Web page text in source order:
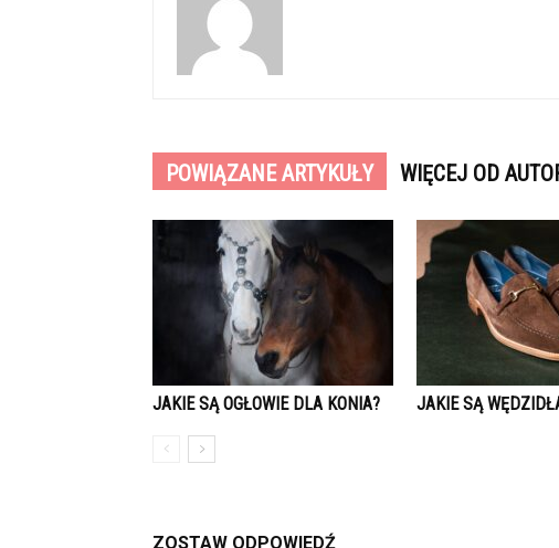
POWIĄZANE ARTYKUŁY WIĘCEJ OD
JAKIE SĄ OGŁOWIE DLA KONIA? JAKIE SĄ
ZOSTAW ODPOWIEDŹ